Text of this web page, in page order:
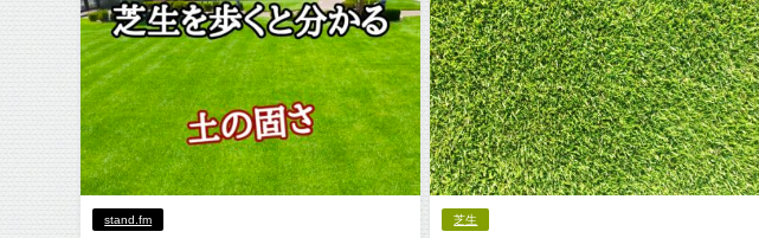
stand.fm 芝生